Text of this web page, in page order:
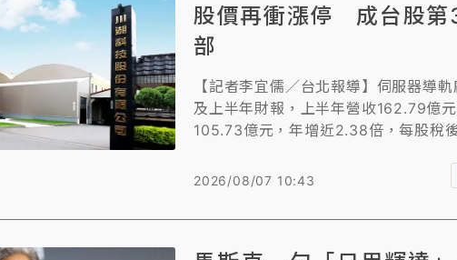
股價再衝漲停 成台股第
部
【記者李宜儒／台北報導】伺服器導
及上半年財報，上半年營收162.79億
105.73億元，年增近2.38倍，每股稅
關之後，成為台股第3家萬元公司，今
2026/08/07 10:43